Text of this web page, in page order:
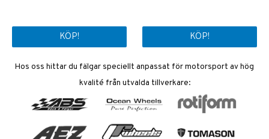
KÖP! KÖP!
Hos oss hittar du fälgar speciellt anpassat för motorsport av hög
kvalité från utvalda tillverkare: